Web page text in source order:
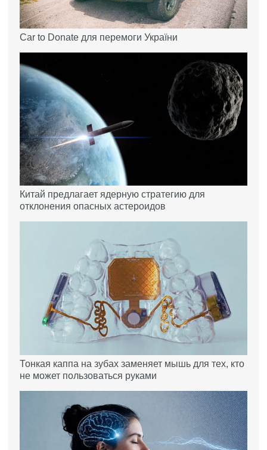
Car to Donate для перемоги України
Китай предлагает ядерную стратегию для
отклонения опасных астероидов
Тонкая каппа на зубах заменяет мышь для тех, кто
не может пользоваться руками